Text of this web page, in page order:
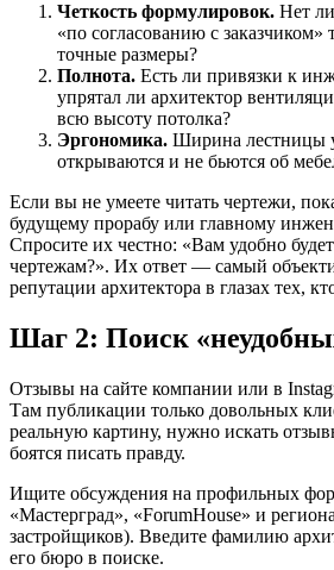
Четкость формулировок. Нет
«по согласованию с
точные размеры?
Полнота. Есть ли привязки к
упрятал ли архитектор
всю высоту потолка?
Эргономика. Ширина лестницы
открываются и не бьются об
Если вы не умеете читать чертежи,
будущему прорабу или главному
Спросите их честно: «Вам удобно
чертежам?». Их ответ — самый
репутации архитектора в глазах тех,
Шаг 2: Поиск
Отзывы на сайте компании или в
Там публикации только довольных
реальную картину, нужно искать
боятся писать правду.
Ищите обсуждения на профильных
«Мастерград», «ForumHouse» и
застройщиков). Введите фамилию
его бюро в поиске.